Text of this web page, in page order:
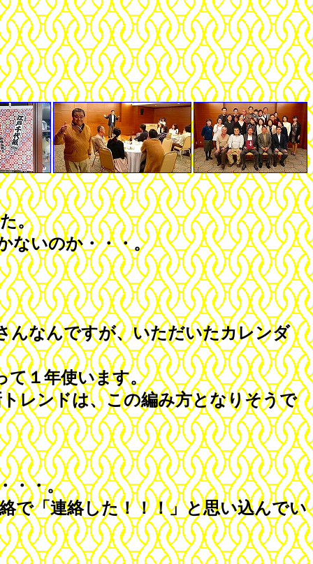
。
ないのか・・・。
なんですが、いただいたカレンダ
て１年使います。
レンドは、この編み方となりそうで
・・。
「連絡した！！！」と思い込んでい